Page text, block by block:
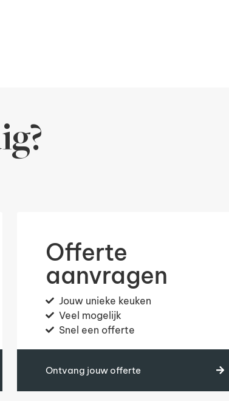
Offerte
aanvragen
Jouw unieke keuken
Veel mogelijk
Snel een offerte
Ontvang jouw offerte